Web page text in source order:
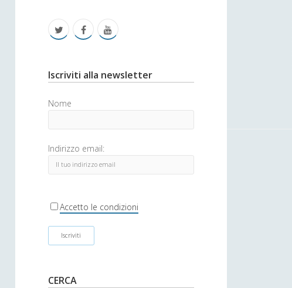
c
i
t
r
f
c
b
o
k
u
u
e
S
i
e
b
r
Iscriviti alla newsletter
Nome
Indirizzo email:
Accetto le condizioni
CERCA